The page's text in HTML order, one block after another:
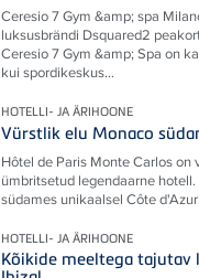
Ceresio 7 Gym &amp; spa
luksusbrändi Dsquared2
Ceresio 7 Gym &amp; Spa on
kui spordikeskus...
HOTELLI- JA ÄRIHOONE
Vürstlik elu Monaco
Hôtel de Paris Monte Carlos on
ümbritsetud legendaarne
südames unikaalsel Côte
HOTELLI- JA ÄRIHOONE
Kõikide meeltega tajutav